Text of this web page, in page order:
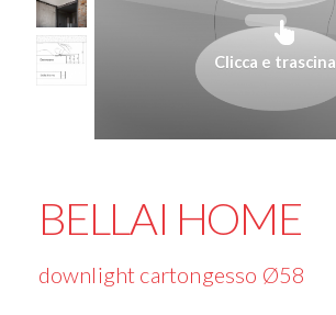
Clicca e trascina
BELLAI HOME
downlight cartongesso Ø58